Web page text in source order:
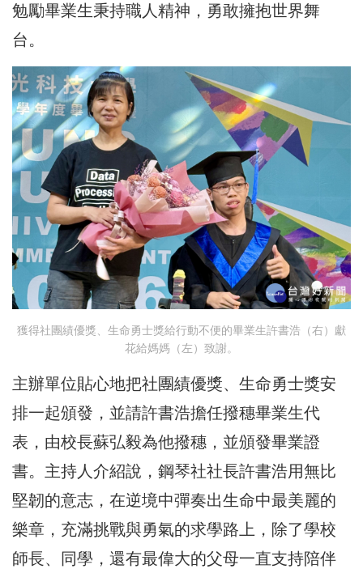
勉勵畢業生秉持職人精神，勇敢擁抱世界舞
台。
獲得社團績優獎、生命勇士獎給行動不便的畢業生許書浩（右）獻
花給媽媽（左）致謝。
主辦單位貼心地把社團績優獎、生命勇士獎安
排一起頒發，並請許書浩擔任撥穗畢業生代
表，由校長蘇弘毅為他撥穗，並頒發畢業證
書。主持人介紹說，鋼琴社社長許書浩用無比
堅韌的意志，在逆境中彈奏出生命中最美麗的
樂章，充滿挑戰與勇氣的求學路上，除了學校
師長、同學，還有最偉大的父母一直支持陪伴